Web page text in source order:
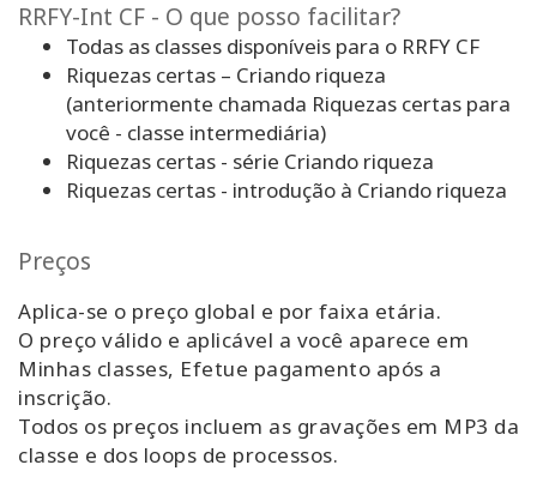
RRFY-Int CF - O que posso facilitar?
Todas as classes disponíveis para o RRFY CF
Riquezas certas – Criando riqueza
(anteriormente chamada Riquezas certas para
você - classe intermediária)
Riquezas certas - série Criando riqueza
Riquezas certas - introdução à Criando riqueza
Preços
Aplica-se o preço global e por faixa etária.
O preço válido e aplicável a você aparece em
Minhas classes, Efetue pagamento após a
inscrição.
Todos os preços incluem as gravações em MP3 da
classe e dos loops de processos.